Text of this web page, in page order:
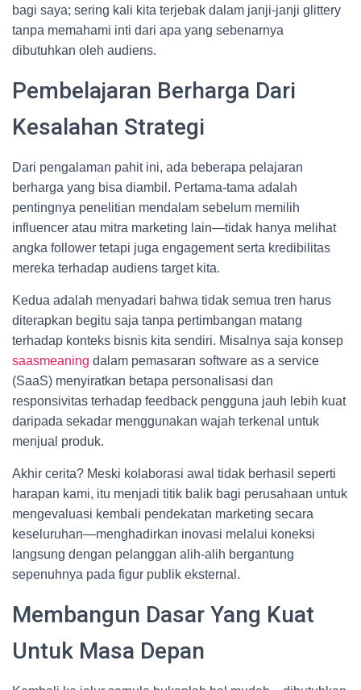
bagi saya; sering kali kita terjebak dalam janji-janji glittery
tanpa memahami inti dari apa yang sebenarnya
dibutuhkan oleh audiens.
Pembelajaran Berharga Dari
Kesalahan Strategi
Dari pengalaman pahit ini, ada beberapa pelajaran
berharga yang bisa diambil. Pertama-tama adalah
pentingnya penelitian mendalam sebelum memilih
influencer atau mitra marketing lain—tidak hanya melihat
angka follower tetapi juga engagement serta kredibilitas
mereka terhadap audiens target kita.
Kedua adalah menyadari bahwa tidak semua tren harus
diterapkan begitu saja tanpa pertimbangan matang
terhadap konteks bisnis kita sendiri. Misalnya saja konsep
saasmeaning dalam pemasaran software as a service
(SaaS) menyiratkan betapa personalisasi dan
responsivitas terhadap feedback pengguna jauh lebih kuat
daripada sekadar menggunakan wajah terkenal untuk
menjual produk.
Akhir cerita? Meski kolaborasi awal tidak berhasil seperti
harapan kami, itu menjadi titik balik bagi perusahaan untuk
mengevaluasi kembali pendekatan marketing secara
keseluruhan—menghadirkan inovasi melalui koneksi
langsung dengan pelanggan alih-alih bergantung
sepenuhnya pada figur publik eksternal.
Membangun Dasar Yang Kuat
Untuk Masa Depan